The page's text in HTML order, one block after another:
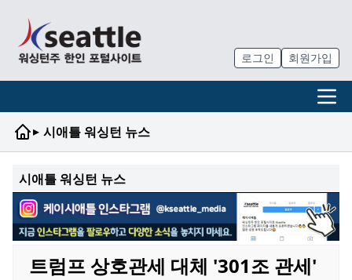
로그인 회원가입
▸ 시애틀 워싱턴 뉴스
시애틀 워싱턴 뉴스
트럼프 상호관세 대체 '301조 관세'